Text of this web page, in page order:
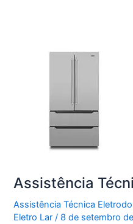
Assistência
Assistência Técnica
Eletro Lar/ 8 de setembro